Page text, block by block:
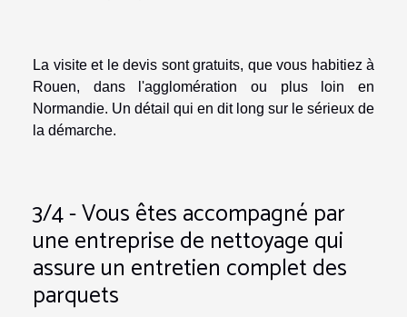
La visite et le devis sont gratuits, que vous habitiez à
Rouen, dans l'agglomération ou plus loin en
Normandie. Un détail qui en dit long sur le sérieux de
la démarche.
3/4 - Vous êtes accompagné par
une entreprise de nettoyage qui
assure un entretien complet des
parquets